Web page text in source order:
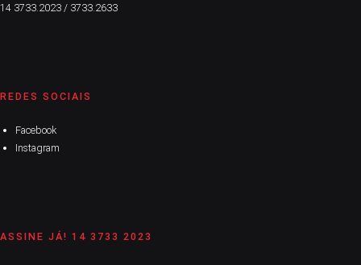
14 3733.2023 / 3733.2633
REDES SOCIAIS
Facebook
Instagram
ASSINE JÁ! 14 3733 2023